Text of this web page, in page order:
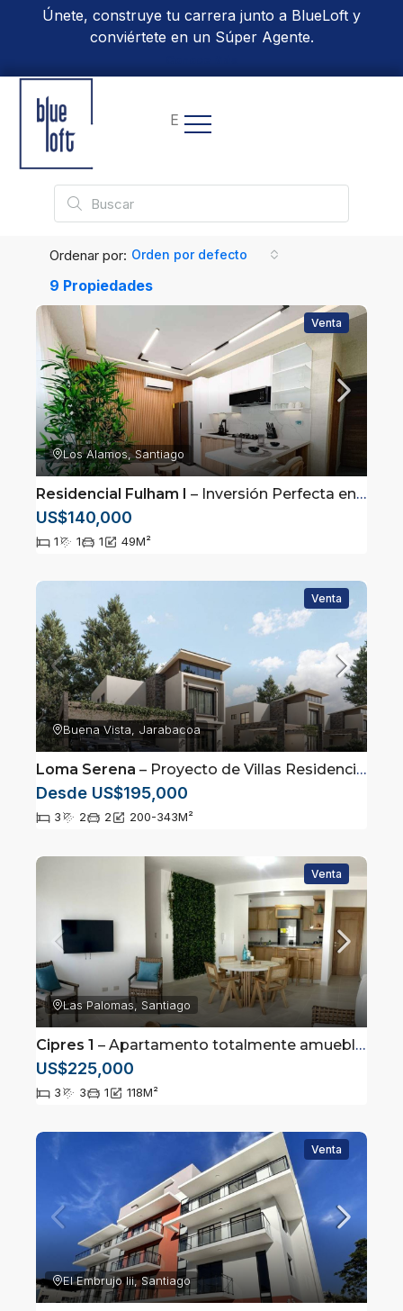
Únete, construye tu carrera junto a BlueLoft y
conviértete en un Súper Agente.
EN
9 Propiedades
Ordenar por: Orden por defecto
Venta
Los Alamos, Santiago
Residencial Fulham I – Inversión Perfecta en Santiago | Apartamento Amueblado y Equipado
US$140,000
1 1 1 49M²
Venta
Buena Vista, Jarabacoa
Loma Serena – Proyecto de Villas Residenciales en Jarabacoa
Desde US$195,000
3 2 2 200-343M²
Venta
Las Palomas, Santiago
Cipres 1 – Apartamento totalmente amueblado ubicado en el sector Las Palomas, Santiago
US$225,000
3 3 1 118M²
Venta
El Embrujo Iii, Santiago